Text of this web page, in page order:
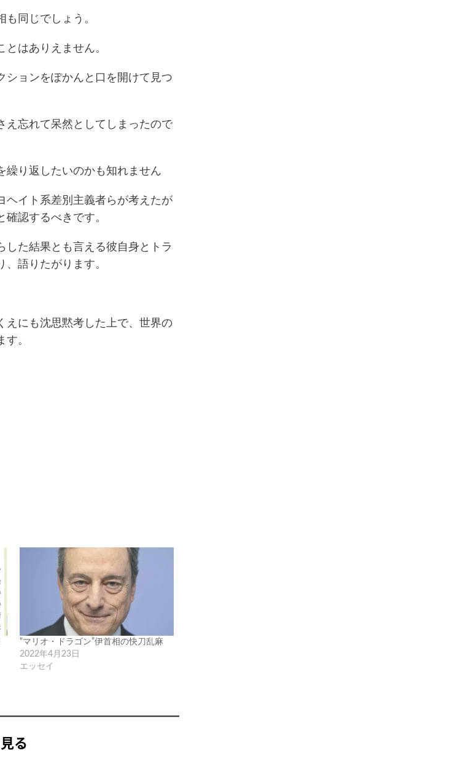
同じでしょう。
はありえません。
ションをぽかんと口を開けて見つ
え忘れて呆然としてしまったので
繰り返したいのかも知れません
ヘイト系差別主義者らが考えたが
認するべきです。
た結果とも言える彼自身とトラ
語りたがります。
えにも沈思黙考した上で、世界の
。
“マリオ・ドラゴン”伊首相の快刀乱麻
2022年4月23日
エッセイ
る